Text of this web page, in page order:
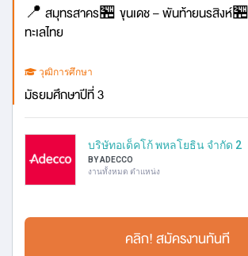
📍 สมุทรสาคร🏪 ขุนเดช – พันท้ายนรสิงห์
ทะเลไทย
วุฒิการศึกษา
มัธยมศึกษาปีที่ 3
บริษัทอเด็คโก้ พหลโยธิน จำกัด 2
BY ADECCO
งานทั้งหมด ตำแหน่ง
คลิก! สมัครงานทันที